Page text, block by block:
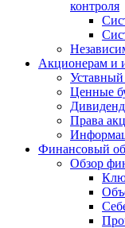
контроля
Акционерам и
Уставный
Ценные
Права
Финансовый
Обзор